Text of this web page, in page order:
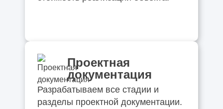
Проектная
документация
Разрабатываем все стадии и
разделы проектной документации.